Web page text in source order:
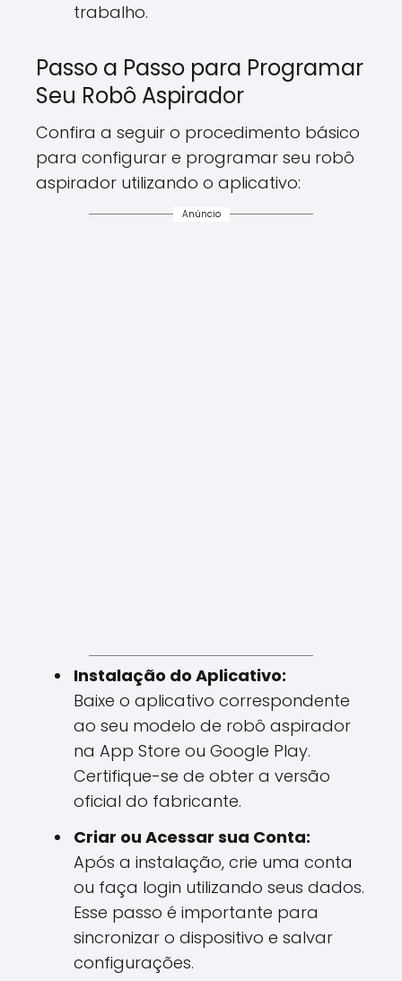
trabalho.
Passo a Passo para Programar
Seu Robô Aspirador
Confira a seguir o procedimento básico
para configurar e programar seu robô
aspirador utilizando o aplicativo:
Anúncio
Instalação do Aplicativo:
Baixe o aplicativo correspondente
ao seu modelo de robô aspirador
na App Store ou Google Play.
Certifique-se de obter a versão
oficial do fabricante.
Criar ou Acessar sua Conta:
Após a instalação, crie uma conta
ou faça login utilizando seus dados.
Esse passo é importante para
sincronizar o dispositivo e salvar
configurações.